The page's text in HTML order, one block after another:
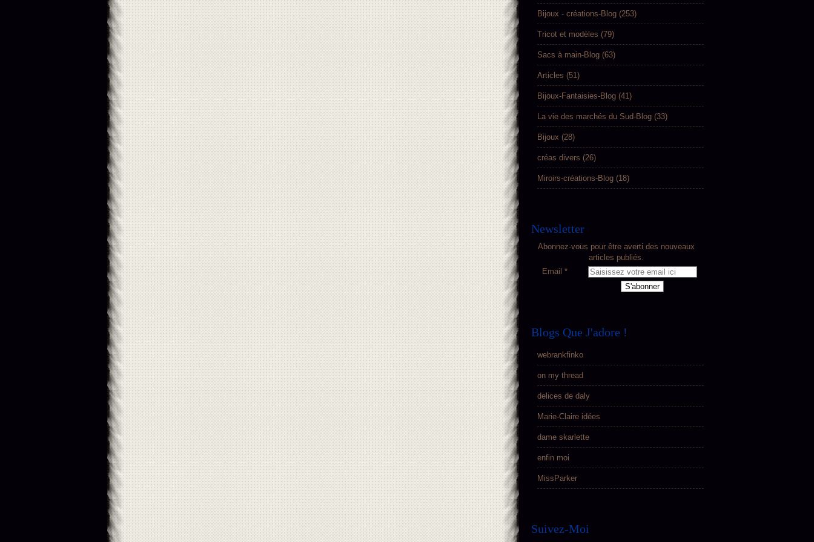
Bijoux - créations-Blog (253)
Tricot et modèles (79)
Sacs à main-Blog (63)
Articles (51)
Bijoux-Fantaisies-Blog (41)
La vie des marchés du Sud-Blog (33)
Bijoux (28)
créas divers (26)
Miroirs-créations-Blog (18)
Newsletter
Abonnez-vous pour être averti des nouveaux
articles publiés.
Email
Blogs Que J'adore !
webrankfinko
on my thread
delices de daly
Marie-Claire idées
dame skarlette
enfin moi
MissParker
Suivez-Moi